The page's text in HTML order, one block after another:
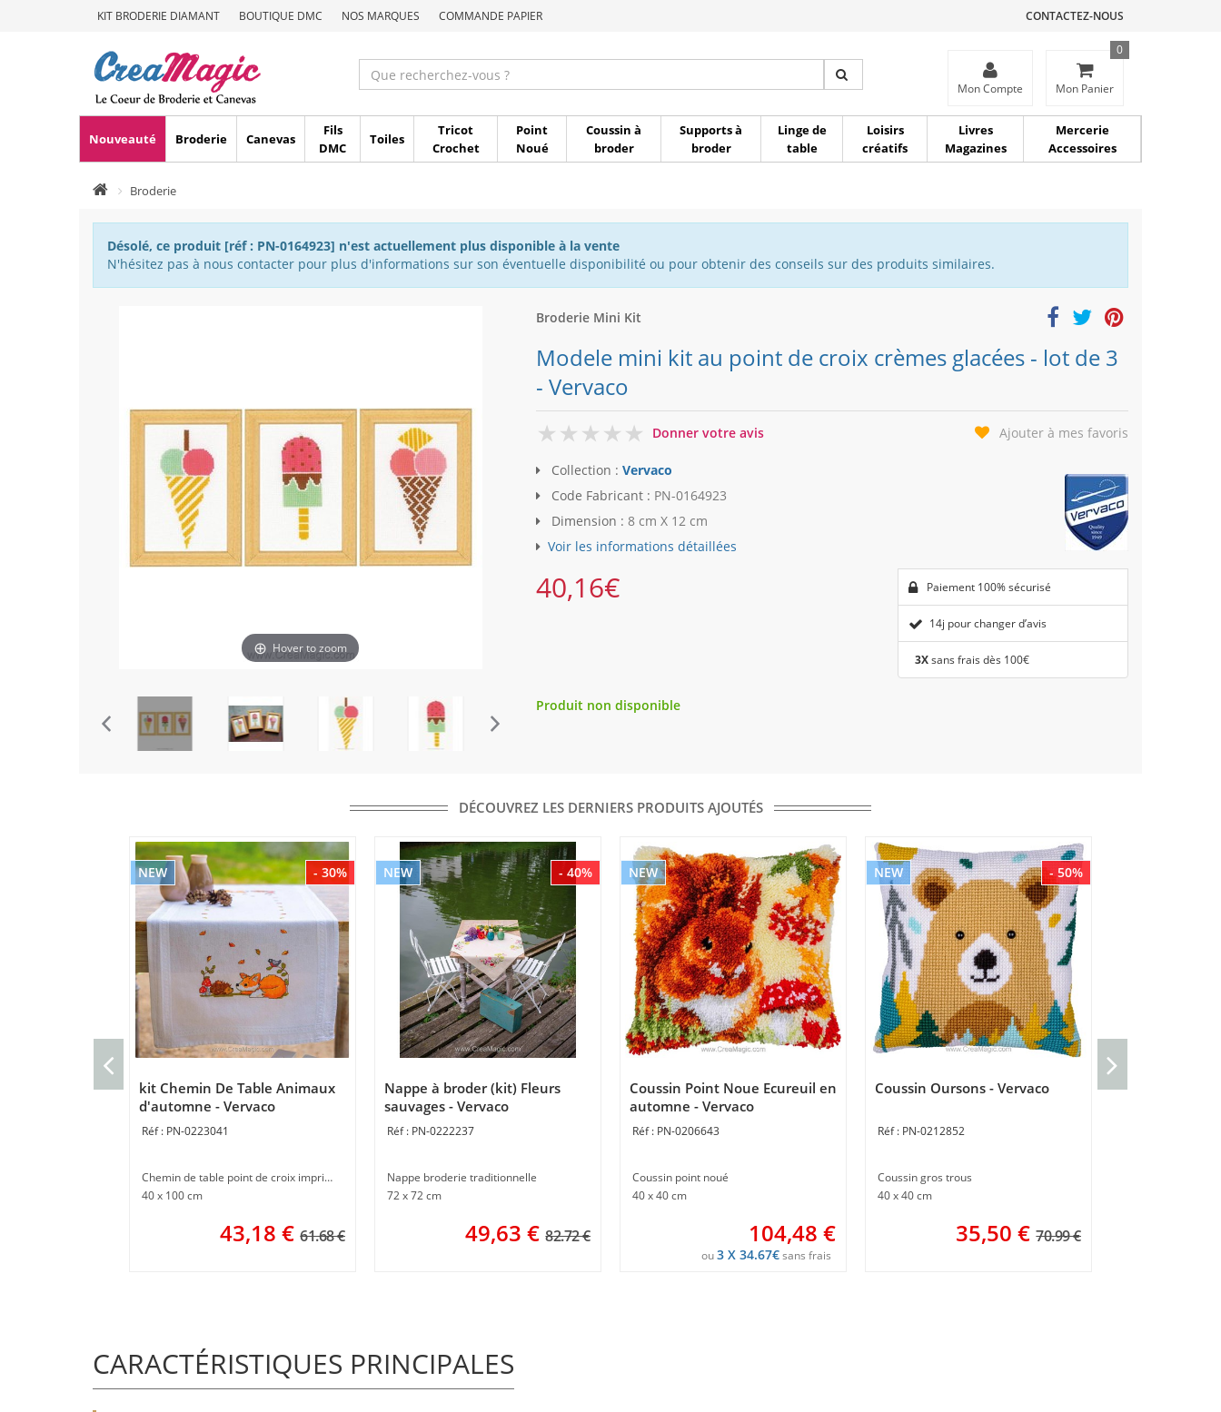
KIT BRODERIE DIAMANT BOUTIQUE DMC NOS MARQUES COMMANDE PAPIER CONTACTEZ-NOUS
Mon Compte Mon Panier
0
Nouveauté Broderie Canevas
Fils
DMC
Toiles
Tricot
Crochet
Point
Noué
Coussin à
broder
Supports à
broder
Linge de
table
Loisirs
créatifs
Livres
Magazines
Mercerie
Accessoires
Broderie
Désolé, ce produit [réf : PN-0164923] n'est actuellement plus disponible à la vente
N'hésitez pas à nous contacter pour plus d'informations sur son éventuelle disponibilité ou pour obtenir des conseils sur des produits similaires.
Hover to zoom
Broderie Mini Kit
Modele mini kit au point de croix crèmes glacées - lot de 3
- Vervaco
0
Donner votre avis Ajouter à mes favoris
Collection : Vervaco
Code Fabricant : PN-0164923
Dimension : 8 cm X 12 cm
Voir les informations détaillées
40,16€ Paiement 100% sécurisé
14j pour changer d’avis
3Xsans frais dès 100€
Produit non disponible
DÉCOUVREZ LES DERNIERS PRODUITS AJOUTÉS
- 30%
NEW
kit Chemin De Table Animaux
d'automne - Vervaco
PN-0223041
Chemin de table point de croix imprimé
40 x 100 cm
43,18 € 61.68 €
- 40%
NEW
Nappe à broder (kit) Fleurs
sauvages - Vervaco
PN-0222237
Nappe broderie traditionnelle
72 x 72 cm
49,63 € 82.72 €
NEW
Coussin Point Noue Ecureuil en
automne - Vervaco
PN-0206643
Coussin point noué
40 x 40 cm
104,48 €
ou3 X 34.67€sans frais
- 50%
NEW
Coussin Oursons - Vervaco
PN-0212852
Coussin gros trous
40 x 40 cm
35,50 € 70.99 €
Vervaco
CARACTÉRISTIQUES PRINCIPALES